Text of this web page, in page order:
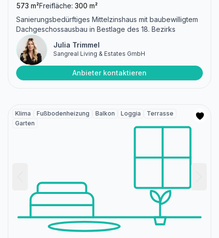
573 m²Freifläche: 300 m²
Sanierungsbedürftiges Mittelzinshaus mit baubewilligtem
Dachgeschossausbau in Bestlage des 18. Bezirks
Julia Trimmel
Sangreal Living & Estates GmbH
Anbieter kontaktieren
Klima Fußbodenheizung Balkon Loggia
Terrasse
Garten